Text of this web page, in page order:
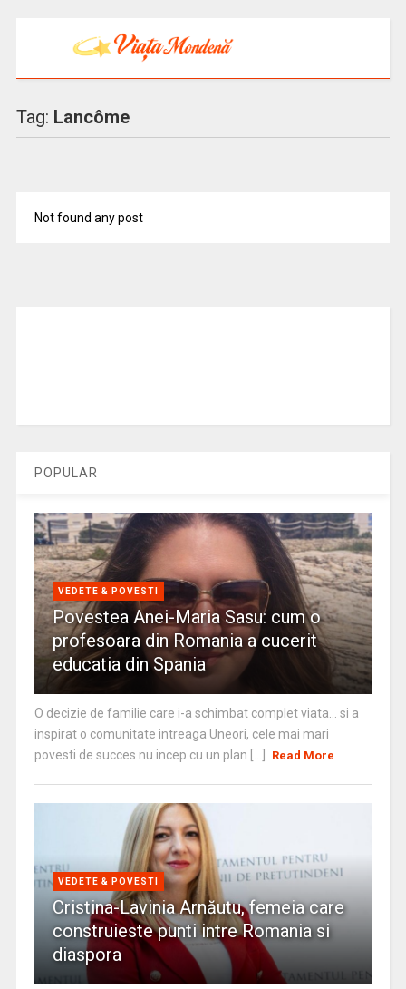
Tag: Lancôme
Not found any post
POPULAR
VEDETE & POVESTI
Povestea Anei-Maria Sasu: cum o
profesoara din Romania a cucerit
educatia din Spania
O decizie de familie care i-a schimbat complet viata… si a
inspirat o comunitate intreaga Uneori, cele mai mari
povesti de succes nu incep cu un plan [...]
Read More
VEDETE & POVESTI
Cristina-Lavinia Arnăutu, femeia care
construieste punti intre Romania si
diaspora